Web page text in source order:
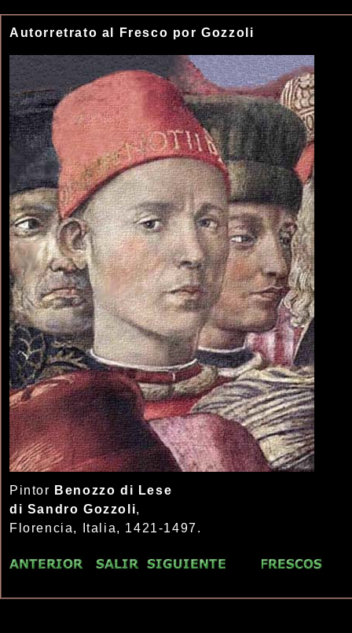
Autorretrato al Fresco por Gozzoli
Pintor Benozzo di Lese
di Sandro Gozzoli,
Florencia, Italia, 1421-1497.